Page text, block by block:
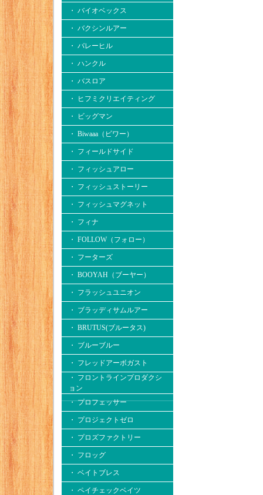
・ バイオベックス
・ バクシンルアー
・ バレーヒル
・ ハンクル
・ バスロア
・ ヒフミクリエイティング
・ ビッグマン
・ Biwaaa（ビワー）
・ フィールドサイド
・ フィッシュアロー
・ フィッシュストーリー
・ フィッシュマグネット
・ フィナ
・ FOLLOW（フォロー）
・ フーターズ
・ BOOYAH（ブーヤー）
・ フラッシュユニオン
・ ブラッディサムルアー
・ BRUTUS(ブルータス)
・ ブルーブルー
・ フレッドアーボガスト
・ フロントラインプロダクシ
ョン
・ プロフェッサー
・ プロジェクトゼロ
・ プロズファクトリー
・ フロッグ
・ ベイトブレス
・ ペイチェックベイツ